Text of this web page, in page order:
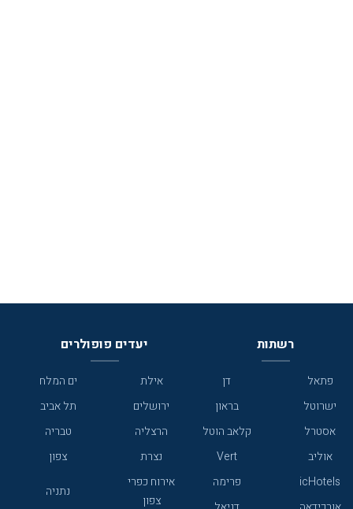
רשתות
פתאל
דן
ישרוטל
בראון
אסטרל
קלאב הוטל
אוליב
Vert
icHotels
פרימה
יעדים פופולרים
אילת
ים המלח
ירושלים
תל אביב
הרצליה
טבריה
נצרת
צפון
אירוח כפרי
צפון
נתניה